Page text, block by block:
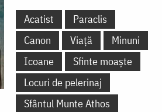
Acatist
Paraclis
Canon
Viață
Minuni
Icoane
Sfinte moaște
Locuri de pelerinaj
Sfântul Munte Athos